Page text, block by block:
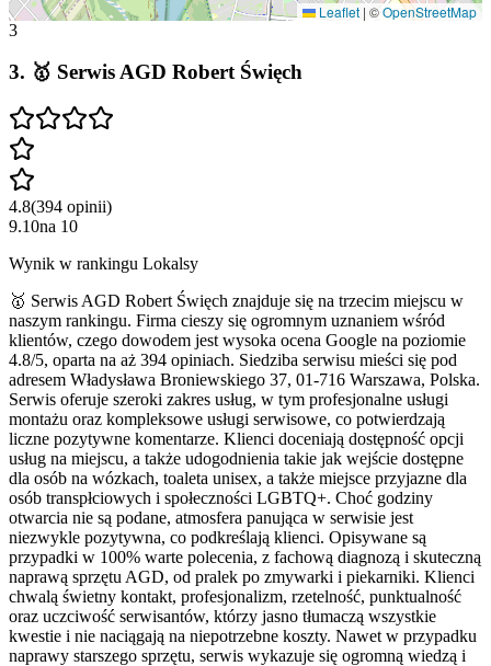
Leaflet | ©OpenStreetMap
3
3. 🥇 Serwis AGD Robert Święch
4.8(394 opinii)
9.10na 10
Wynik w rankingu Lokalsy
🥇 Serwis AGD Robert Święch znajduje się na trzecim miejscu w
naszym rankingu. Firma cieszy się ogromnym uznaniem wśród
klientów, czego dowodem jest wysoka ocena Google na poziomie
4.8/5, oparta na aż 394 opiniach. Siedziba serwisu mieści się pod
adresem Władysława Broniewskiego 37, 01-716 Warszawa, Polska.
Serwis oferuje szeroki zakres usług, w tym profesjonalne usługi
montażu oraz kompleksowe usługi serwisowe, co potwierdzają
liczne pozytywne komentarze. Klienci doceniają dostępność opcji
usług na miejscu, a także udogodnienia takie jak wejście dostępne
dla osób na wózkach, toaleta unisex, a także miejsce przyjazne dla
osób transpłciowych i społeczności LGBTQ+. Choć godziny
otwarcia nie są podane, atmosfera panująca w serwisie jest
niezwykle pozytywna, co podkreślają klienci. Opisywane są
przypadki w 100% warte polecenia, z fachową diagnozą i skuteczną
naprawą sprzętu AGD, od pralek po zmywarki i piekarniki. Klienci
chwalą świetny kontakt, profesjonalizm, rzetelność, punktualność
oraz uczciwość serwisantów, którzy jasno tłumaczą wszystkie
kwestie i nie naciągają na niepotrzebne koszty. Nawet w przypadku
naprawy starszego sprzętu, serwis wykazuje się ogromną wiedzą i